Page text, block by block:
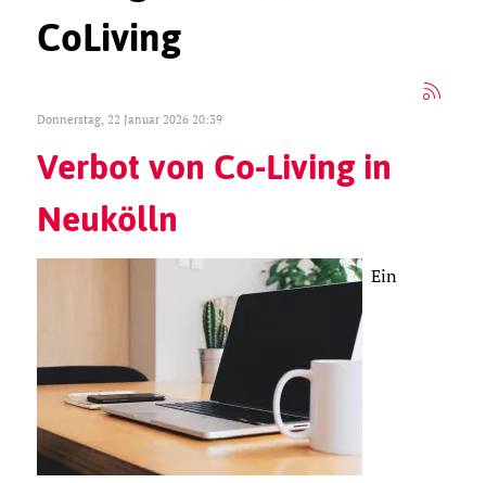
CoLiving
Donnerstag, 22 Januar 2026 20:39
Verbot von Co-Living in
Neukölln
Ein